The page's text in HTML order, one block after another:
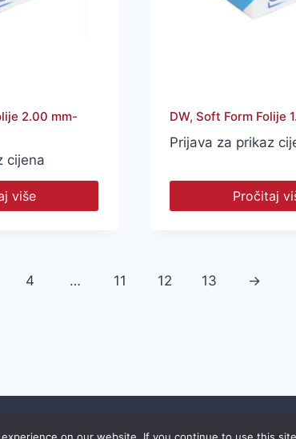
2.00 mm-
cijena
više
DW, Soft Form Folije
Prijava za prikaz
Pročitaj
4 … 11 12 13 →